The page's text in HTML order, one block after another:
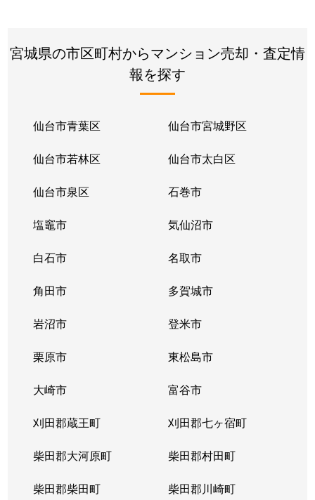
大和町
1,500万円 卸町(宮城)
徒歩7分
2,200万円 卸町(宮城)
大和町
1,300万円 卸町(宮城)
大和町
2,000万円 卸町(宮城)
大和町
卸町(宮城)
大和町
卸町(宮城)
大和町
卸町(宮城)
大和町
卸町(宮城)
大和町
卸町(宮城)
大和町
卸町(宮城)
弓ノ町
河原町(宮城)
連坊
3,800万円 仙台
若林
1,200万円 河原町(宮城)
若林
1,100万円 河原町(宮城)
宮城県の市区町村からマンション売却・査定情
報を探す
仙台市青葉区 仙台市宮城野区
仙台市若林区 仙台市太白区
仙台市泉区 石巻市
塩竈市 気仙沼市
白石市 名取市
角田市 多賀城市
岩沼市 登米市
栗原市 東松島市
大崎市 富谷市
刈田郡蔵王町 刈田郡七ヶ宿町
柴田郡大河原町 柴田郡村田町
柴田郡柴田町 柴田郡川崎町